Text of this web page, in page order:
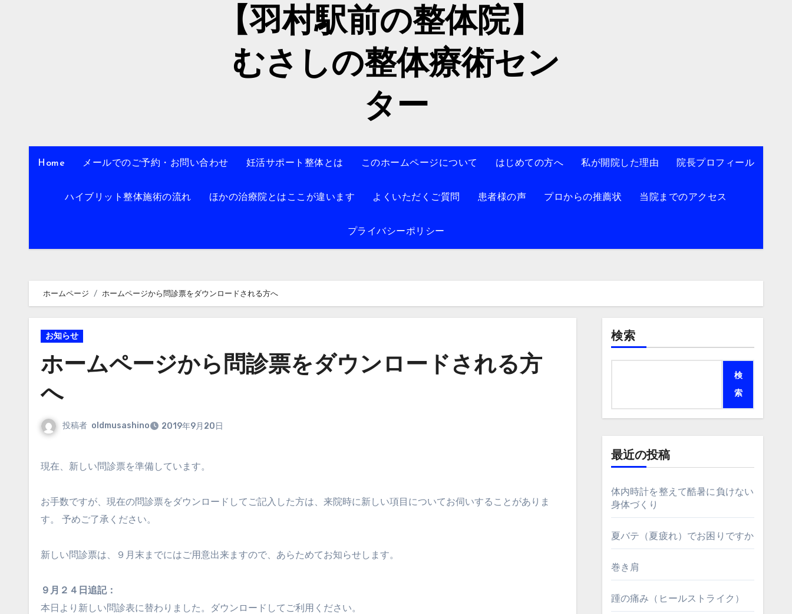
【羽村駅前の整体院】
むさしの整体療術セン
ター
Home メールでのご予約・お問い合わせ 妊活サポート整体とは このホームページについて はじめての方へ 私が開院した理由 院長プロフィール
ハイブリット整体施術の流れ ほかの治療院とはここが違います よくいただくご質問 患者様の声 プロからの推薦状 当院までのアクセス
プライバシーポリシー
ホームページ ホームページから問診票をダウンロードされる方へ
お知らせ
ホームページから問診票をダウンロードされる方
へ
投稿者 oldmusashino 2019年9月20日
現在、新しい問診票を準備しています。
お手数ですが、現在の問診票をダウンロードしてご記入した方は、来院時に新しい項目についてお伺いすることがありま
す。 予めご了承ください。
新しい問診票は、９月末までにはご用意出来ますので、あらためてお知らせします。
９月２４日追記：
本日より新しい問診表に替わりました。ダウンロードしてご利用ください。
検索
検
索
最近の投稿
体内時計を整えて酷暑に負けない
身体づくり
夏バテ（夏疲れ）でお困りですか
巻き肩
踵の痛み（ヒールストライク）